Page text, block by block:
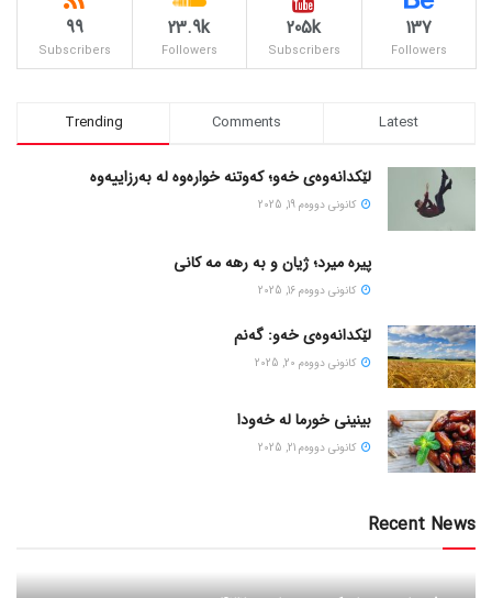
137
Followers
205k
Subscribers
23.9k
Followers
99
Subscribers
Trending Comments Latest
لێکدانەوەی خەو؛ کەوتنە خوارەوە لە بەرزاییەوە
كانونی دووه‌م 19, 2025
پیره میرد؛ ژیان و به رهه مه کانی
كانونی دووه‌م 16, 2025
لێکدانەوەی خەو: گەنم
كانونی دووه‌م 20, 2025
بینینی خورما لە خەودا
كانونی دووه‌م 21, 2025
Recent News